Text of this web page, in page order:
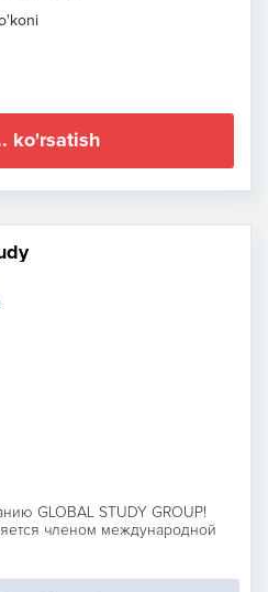
ko'rsatish
GLOBAL STUDY GROUP!
членом международной